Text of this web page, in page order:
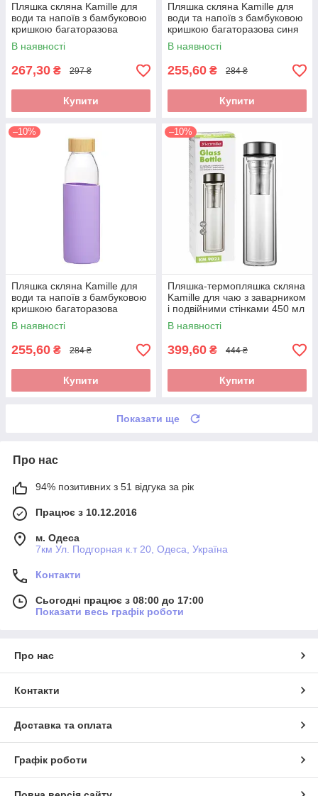
Пляшка скляна Kamille для
води та напоїв з бамбуковою
кришкою багаторазова
Фіолетова 500 мл KM-9023
В наявності
267,30 ₴ 297 ₴
Купити
Пляшка скляна Kamille для
води та напоїв з бамбуковою
кришкою багаторазова синя
500 мл KM-9022
В наявності
255,60 ₴ 284 ₴
Купити
–10%
Пляшка скляна Kamille для
води та напоїв з бамбуковою
кришкою багаторазова
фіолетова 500 мл KM-9022
В наявності
255,60 ₴ 284 ₴
Купити
–10%
Пляшка-термопляшка скляна
Kamille для чаю з заварником
і подвійними стінками 450 мл
KM-9021
В наявності
399,60 ₴ 444 ₴
Купити
Показати ще
Про нас
94% позитивних з 51 відгука за рік
Працює з 10.12.2016
м. Одеса
7км Ул. Подгорная к.т 20, Одеса, Україна
Контакти
Сьогодні працює з 08:00 до 17:00
Показати весь графік роботи
Про нас
Контакти
Доставка та оплата
Графік роботи